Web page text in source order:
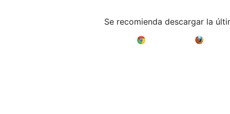
Se recomienda descargar la